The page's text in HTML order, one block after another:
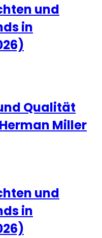
und
in
Qualität
Miller
und
in